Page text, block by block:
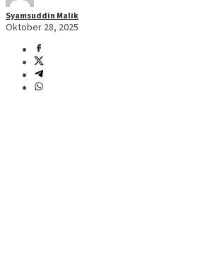
Syamsuddin Malik
Oktober 28, 2025